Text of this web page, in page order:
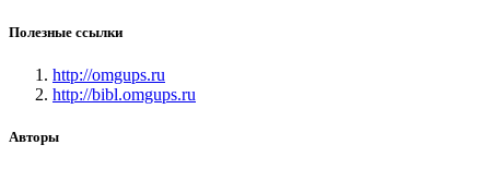
Полезные ссылки
http://omgups.ru
http://bibl.omgups.ru
Авторы